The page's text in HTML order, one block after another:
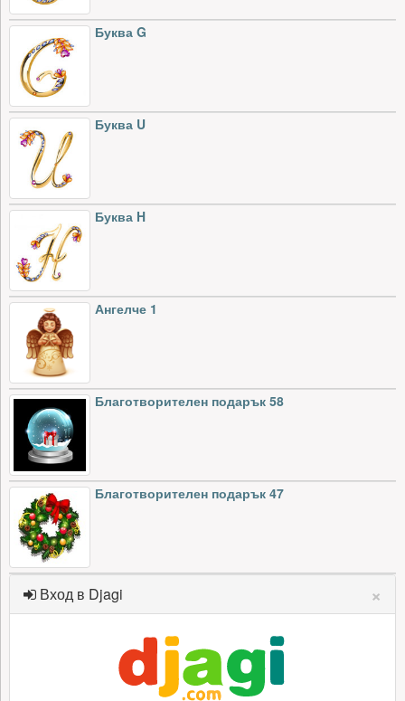
Буква G
Буква U
Буква H
Ангелче 1
Благотворителен подарък 58
Благотворителен подарък 47
Вход в Djagi ×